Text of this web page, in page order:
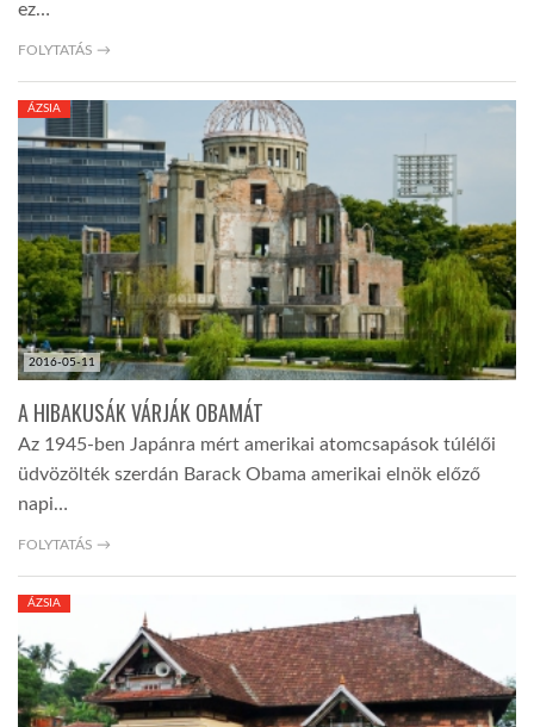
ez…
FOLYTATÁS →
2016-05-11
ÁZSIA
A HIBAKUSÁK VÁRJÁK OBAMÁT
Az 1945-ben Japánra mért amerikai atomcsapások túlélői
üdvözölték szerdán Barack Obama amerikai elnök előző
napi…
FOLYTATÁS →
ÁZSIA